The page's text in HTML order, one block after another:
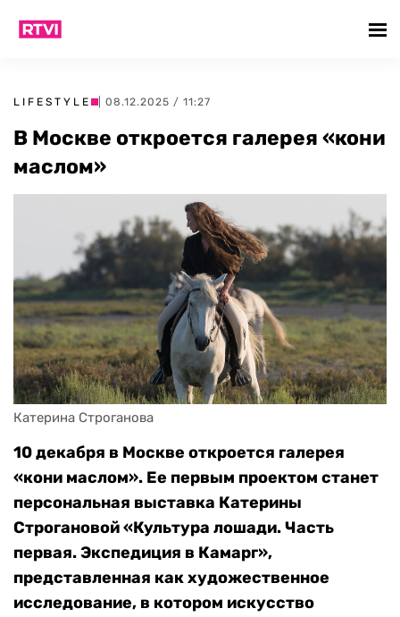
LIFESTYLE | 08.12.2025 / 11:27
В Москве откроется галерея «кони
маслом»
Катерина Строганова
10 декабря в Москве откроется галерея
«кони маслом». Ее первым проектом станет
персональная выставка Катерины
Строгановой «Культура лошади. Часть
первая. Экспедиция в Камарг»,
представленная как художественное
исследование, в котором искусство